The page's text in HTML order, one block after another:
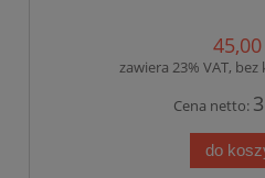
45,00
zawiera 23% VAT,
Cena netto:
do